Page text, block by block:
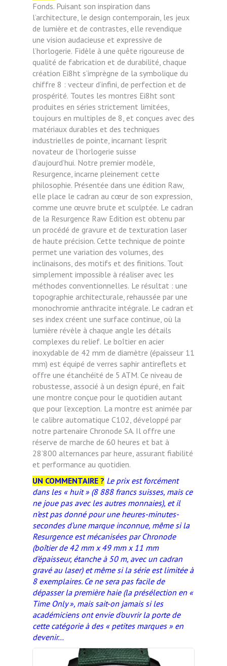
Fonds. Puisant son inspiration dans
l’architecture, le design contemporain, les jeux
de lumière et de contrastes, elle revendique
une vision audacieuse et expressive de
l’horlogerie. Fidèle à une quête rigoureuse de
qualité de fabrication et de durabilité, chaque
création Ei8ht s’imprègne de la symbolique du
chiffre 8 : vecteur d’infini, de perfection et de
prospérité. Toutes les montres Ei8ht sont
produites en séries strictement limitées,
toujours en multiples de 8, et conçues avec des
matériaux durables et des techniques
industrielles de pointe, incarnant l’esprit
novateur de l’horlogerie suisse
d’aujourd’hui. Notre premier modèle,
Resurgence, incarne pleinement cette
philosophie. Présentée dans une édition Raw,
elle place le cadran au cœur de son expression,
comme une œuvre brute et sculptée. Le cadran
de la Resurgence Raw Edition est obtenu par
un procédé de gravure et de texturation laser
de haute précision. Cette technique de pointe
permet une variation des volumes, des
inclinaisons, des motifs et des finitions. Tout
simplement impossible à réaliser avec les
méthodes conventionnelles. Le résultat : une
topographie architecturale, rehaussée par une
monochromie anthracite intégrale. Le cadran et
ses index créent une surface continue, où la
lumière révèle à chaque angle les détails
complexes du relief. Le boîtier en acier
inoxydable de 42 mm de diamètre (épaisseur 11
mm) est équipé de verres saphir antireflets et
offre une étanchéité de 5 ATM. Ce niveau de
robustesse, associé à un design épuré, en fait
une montre conçue pour le quotidien autant
que pour l’exception. La montre est animée par
le calibre automatique C102, développé par
notre partenaire Chronode SA. Il offre une
réserve de marche de 60 heures et bat à
28’800 alternances par heure, assurant fiabilité
et performance au quotidien.
UN COMMENTAIRE ? Le prix est forcément
dans les « huit » (8 888 francs suisses, mais ce
ne joue pas avec les autres monnaies), et il
n’est pas donné pour une heures-minutes-
secondes d’une marque inconnue, même si la
Resurgence est mécanisées par Chronode
(boîtier de 42 mm x 49 mm x 11 mm
d’épaisseur, étanche à 50 m, avec un cadran
gravé au laser) et même si la série est limitée à
8 exemplaires. Ce ne sera pas facile de
dépasser la première haie (la présélection en «
Time Only », mais sait-on jamais si les
académiciens ont envie d’ouvrir la porte de
cette catégorie à des « petites marques » en
devenir…